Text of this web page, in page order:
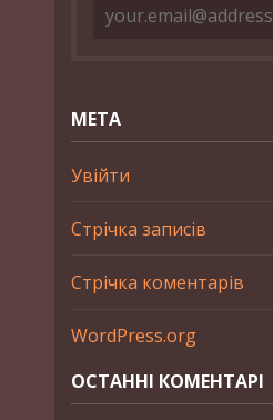
МЕТА
Увійти
Стрічка записів
Стрічка коментарів
WordPress.org
ОСТАННІ КОМЕНТАРІ